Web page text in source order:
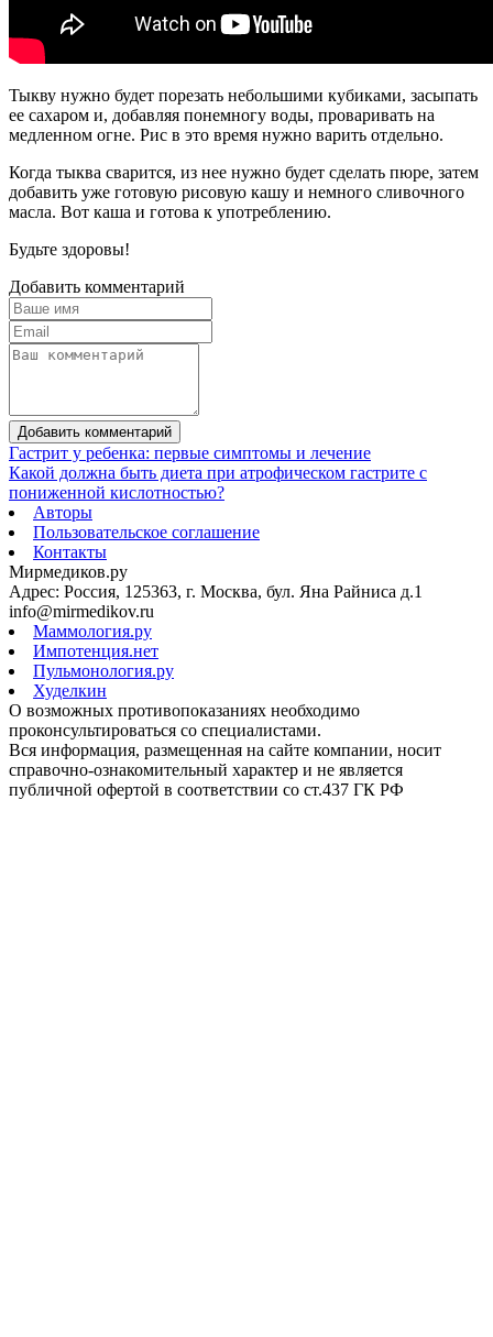
Тыкву нужно будет порезать небольшими кубиками, засыпать
ее сахаром и, добавляя понемногу воды, проваривать на
медленном огне. Рис в это время нужно варить отдельно.
Когда тыква сварится, из нее нужно будет сделать пюре, затем
добавить уже готовую рисовую кашу и немного сливочного
масла. Вот каша и готова к употреблению.
Будьте здоровы!
Добавить комментарий
Добавить комментарий
Гастрит у ребенка: первые симптомы и лечение
Какой должна быть диета при атрофическом гастрите с
пониженной кислотностью?
Авторы
Пользовательское соглашение
Контакты
Мирмедиков.ру
Адрес: Россия, 125363, г. Москва, бул. Яна Райниса д.1
info@mirmedikov.ru
Маммология.ру
Импотенция.нет
Пульмонология.ру
Худелкин
О возможных противопоказаниях необходимо
проконсультироваться со специалистами.
Вся информация, размещенная на сайте компании, носит
справочно-ознакомительный характер и не является
публичной офертой в соответствии со ст.437 ГК РФ